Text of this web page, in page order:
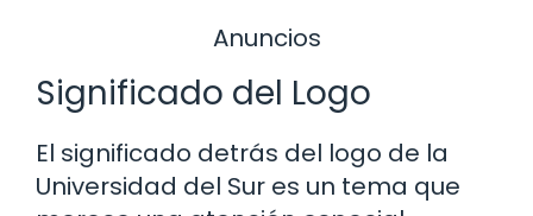
Anuncios
Significado del Logo
El significado detrás del logo de la
Universidad del Sur es un tema que